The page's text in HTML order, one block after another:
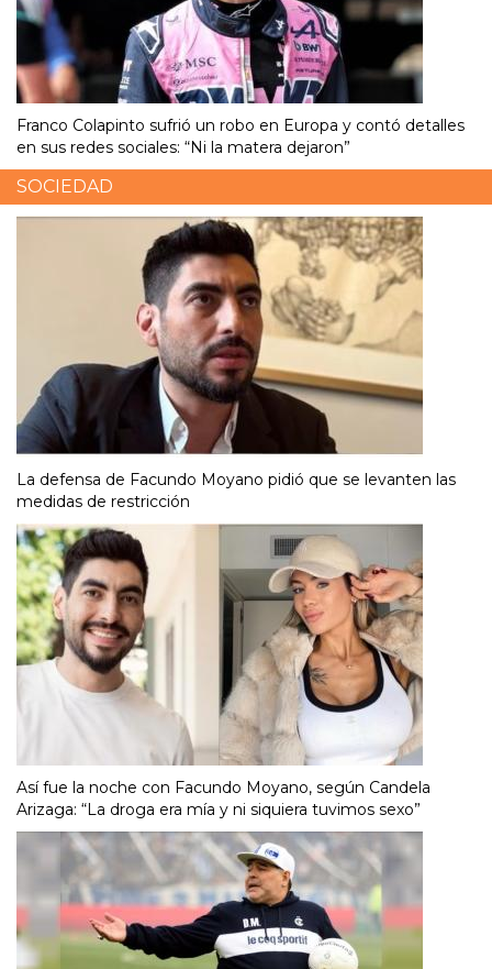
Franco Colapinto sufrió un robo en Europa y contó detalles
en sus redes sociales: “Ni la matera dejaron”
SOCIEDAD
La defensa de Facundo Moyano pidió que se levanten las
medidas de restricción
Así fue la noche con Facundo Moyano, según Candela
Arizaga: “La droga era mía y ni siquiera tuvimos sexo”